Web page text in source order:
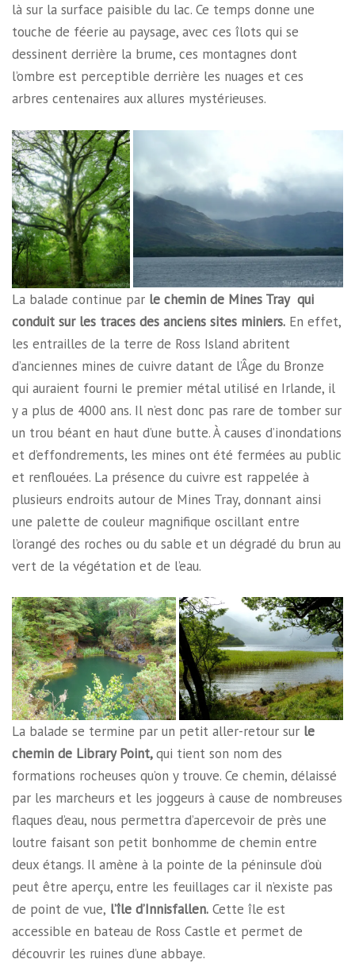
là sur la surface paisible du lac. Ce temps donne une
touche de féerie au paysage, avec ces îlots qui se
dessinent derrière la brume, ces montagnes dont
l’ombre est perceptible derrière les nuages et ces
arbres centenaires aux allures mystérieuses.
La balade continue par le chemin de Mines Tray qui
conduit sur les traces des anciens sites miniers. En effet,
les entrailles de la terre de Ross Island abritent
d’anciennes mines de cuivre datant de l’Âge du Bronze
qui auraient fourni le premier métal utilisé en Irlande, il
y a plus de 4000 ans. Il n’est donc pas rare de tomber sur
un trou béant en haut d’une butte. À causes d’inondations
et d’effondrements, les mines ont été fermées au public
et renflouées. La présence du cuivre est rappelée à
plusieurs endroits autour de Mines Tray, donnant ainsi
une palette de couleur magnifique oscillant entre
l’orangé des roches ou du sable et un dégradé du brun au
vert de la végétation et de l’eau.
La balade se termine par un petit aller-retour sur le
chemin de Library Point,qui tient son nom des
formations rocheuses qu’on y trouve. Ce chemin, délaissé
par les marcheurs et les joggeurs à cause de nombreuses
flaques d’eau, nous permettra d’apercevoir de près une
loutre faisant son petit bonhomme de chemin entre
deux étangs. Il amène à la pointe de la péninsule d’où
peut être aperçu, entre les feuillages car il n’existe pas
de point de vue, l’île d’Innisfallen. Cette île est
accessible en bateau de Ross Castle et permet de
découvrir les ruines d’une abbaye.